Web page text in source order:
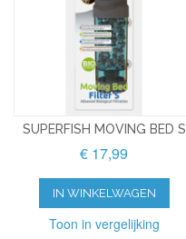
SUPERFISH MOVING BED S
€ 17,99
IN WINKELWAGEN
Toon in vergelijking